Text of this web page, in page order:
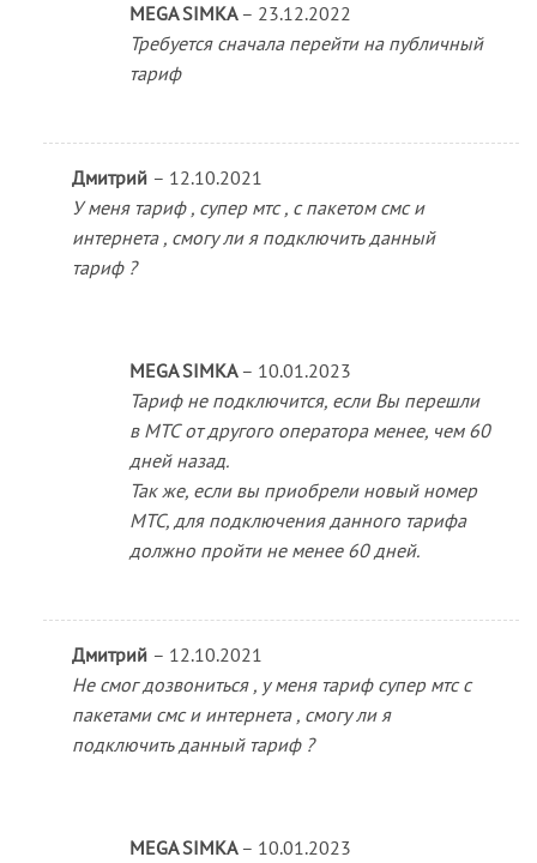
MEGA SIMKA – 23.12.2022
Требуется сначала перейти на публичный
тариф
Дмитрий – 12.10.2021
У меня тариф , супер мтс , с пакетом смс и
интернета , смогу ли я подключить данный
тариф ?
MEGA SIMKA – 10.01.2023
Тариф не подключится, если Вы перешли
в МТС от другого оператора менее, чем 60
дней назад.
Так же, если вы приобрели новый номер
МТС, для подключения данного тарифа
должно пройти не менее 60 дней.
Дмитрий – 12.10.2021
Не смог дозвониться , у меня тариф супер мтс с
пакетами смс и интернета , смогу ли я
подключить данный тариф ?
MEGA SIMKA – 10.01.2023